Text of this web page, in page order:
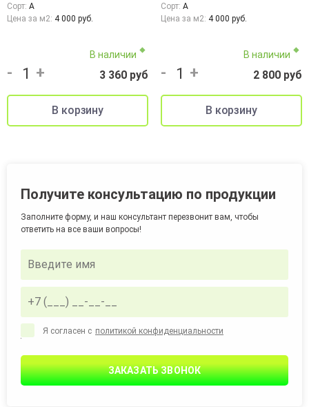
Сорт: A
Цена за м2: 4 000 руб.
В наличии
- + 3 360 руб
Сорт: A
Цена за м2: 4 000 руб.
В наличии
- + 2 800 руб
Получите консультацию по продукции
Заполните форму, и наш консультант перезвонит вам, чтобы
ответить на все ваши вопросы!
Я согласен с политикой конфиденциальности
ЗАКАЗАТЬ ЗВОНОК